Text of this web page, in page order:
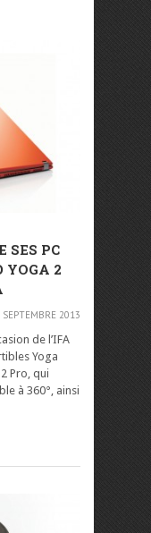
SES PC
YOGA 2
SEPTEMBRE 2013
de l’IFA
Yoga
Pro, qui
à 360°, ainsi